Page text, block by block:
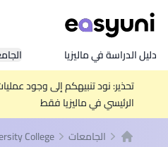
دليل الدراسة في ماليزيا
تحذير: نود تنبيهكم إلى وجود
الرئيسي في ماليزيا فقط
الجامعات College